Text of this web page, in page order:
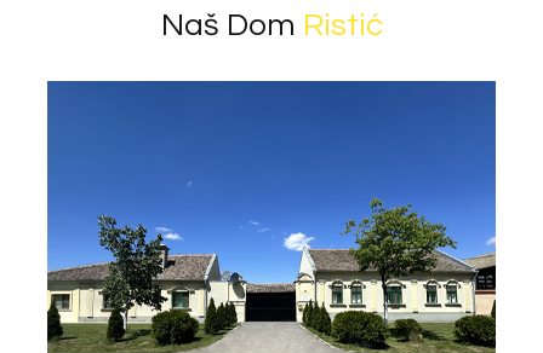
Naš Dom Ristić